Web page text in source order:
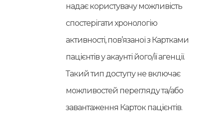
надає користувачу можливість
спостерігати хронологію
активності, пов’язаної з Картками
пацієнтів у акаунті його/її агенції.
Такий тип доступу не включає
можливостей перегляду та/або
завантаження Карток пацієнтів.